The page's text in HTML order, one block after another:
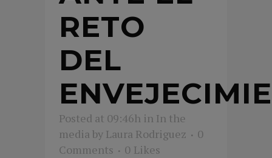
RETO
DEL
Posted at 09:46h in In the
media by Laura Rodriguez
0
Comments
0 Likes